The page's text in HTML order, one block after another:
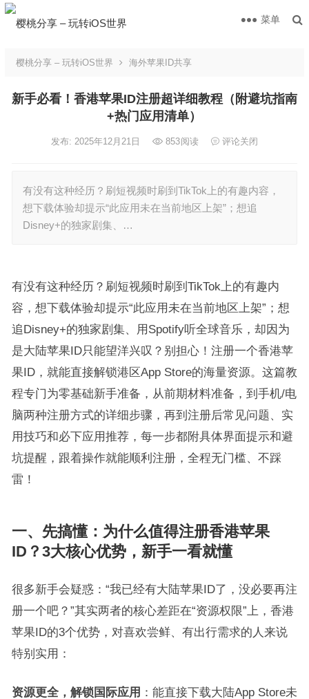
菜单
樱桃分享 – 玩转iOS世界 海外苹果ID共享
新手必看！香港苹果ID注册超详细教程（附避坑指南
+热门应用清单）
发布: 2025年12月21日 853阅读 评论关闭
有没有这种经历？刷短视频时刷到TikTok上的有趣内容，
想下载体验却提示“此应用未在当前地区上架”；想追
Disney+的独家剧集、…
有没有这种经历？刷短视频时刷到TikTok上的有趣内
容，想下载体验却提示“此应用未在当前地区上架”；想
追Disney+的独家剧集、用Spotify听全球音乐，却因为
是大陆苹果ID只能望洋兴叹？别担心！注册一个香港苹
果ID，就能直接解锁港区App Store的海量资源。这篇教
程专门为零基础新手准备，从前期材料准备，到手机/电
脑两种注册方式的详细步骤，再到注册后常见问题、实
用技巧和必下应用推荐，每一步都附具体界面提示和避
坑提醒，跟着操作就能顺利注册，全程无门槛、不踩
雷！
一、先搞懂：为什么值得注册香港苹果
ID？3大核心优势，新手一看就懂
很多新手会疑惑：“我已经有大陆苹果ID了，没必要再注
册一个吧？”其实两者的核心差距在“资源权限”上，香港
苹果ID的3个优势，对喜欢尝鲜、有出行需求的人来说
特别实用：
资源更全，解锁国际应用 ：能直接下载大陆App Store未